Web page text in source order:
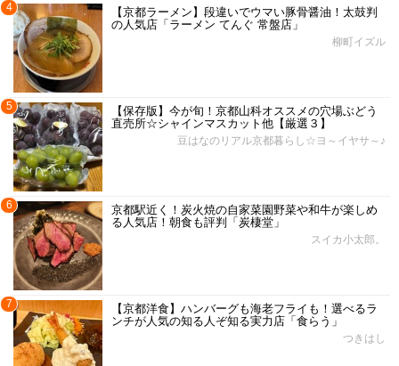
4
【京都ラーメン】段違いでウマい豚骨醤油！太鼓判
の人気店「ラーメン てんぐ 常盤店」
柳町イズル
5
【保存版】今が旬！京都山科オススメの穴場ぶどう
直売所☆シャインマスカット他【厳選３】
豆はなのリアル京都暮らし☆ヨ～イヤサ～♪
6
京都駅近く！炭火焼の自家菜園野菜や和牛が楽しめ
る人気店！朝食も評判「炭棲堂」
スイカ小太郎。
7
【京都洋食】ハンバーグも海老フライも！選べるラ
ンチが人気の知る人ぞ知る実力店「食らう」
つきはし